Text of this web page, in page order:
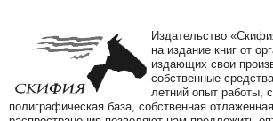
Издательство
на издание книг от
издающих свои
собственные
летний опыт работы,
полиграфическая база, собственная